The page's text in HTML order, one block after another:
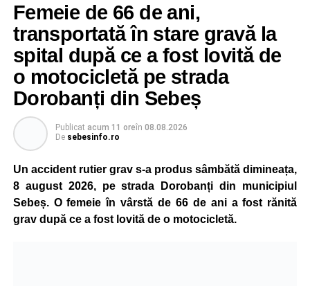
Femeie de 66 de ani,
transportată în stare gravă la
spital după ce a fost lovită de
o motocicletă pe strada
Dorobanți din Sebeș
Publicat acum 11 oreîn 08.08.2026
De sebesinfo.ro
Un accident rutier grav s-a produs sâmbătă dimineața,
8 august 2026, pe strada Dorobanți din municipiul
Sebeș. O femeie în vârstă de 66 de ani a fost rănită
grav după ce a fost lovită de o motocicletă.